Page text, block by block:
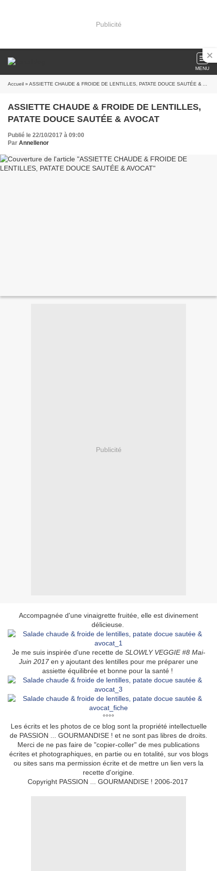
Publicité
MENU
Accueil » ASSIETTE CHAUDE & FROIDE DE LENTILLES, PATATE DOUCE SAUTÉE & AVOCAT
ASSIETTE CHAUDE & FROIDE DE LENTILLES,
PATATE DOUCE SAUTÉE & AVOCAT
Publié le 22/10/2017 à 09:00
Par Annellenor
Publicité
Accompagnée d'une vinaigrette fruitée, elle est divinement
délicieuse.
Je me suis inspirée d'une recette de SLOWLY VEGGIE #8 Mai-
Juin 2017en y ajoutant des lentilles pour me préparer une
assiette équilibrée et bonne pour la santé !
°°°°
Les écrits et les photos de ce blog sont la propriété intellectuelle
de PASSION ... GOURMANDISE ! et ne sont pas libres de droits.
Merci de ne pas faire de "copier-coller" de mes publications
écrites et photographiques, en partie ou en totalité, sur vos blogs
ou sites sans ma permission écrite et de mettre un lien vers la
recette d'origine.
Copyright PASSION ... GOURMANDISE ! 2006-2017